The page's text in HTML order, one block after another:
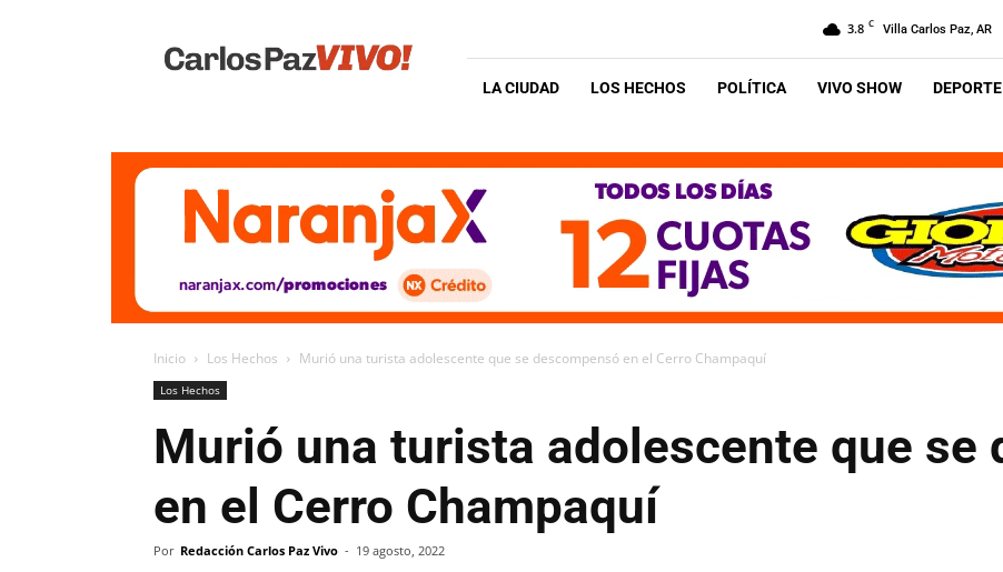
Vivo
3.8 C Villa Carlos Paz, AR
LA CIUDAD LOS HECHOS POLÍTICA VIVO SHOW
Inicio Los Hechos Murió una turista adolescente que se descompensó en el Cerro Champaquí
Los Hechos
Murió una turista adolescente que se
en el Cerro Champaquí
Por Redacción Carlos Paz Vivo - 19 agosto, 2022